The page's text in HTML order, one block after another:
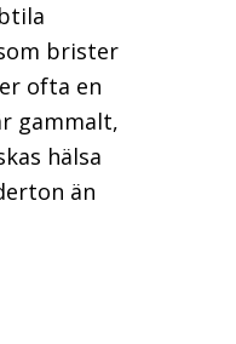
brister
ofta en
gammalt,
hälsa
än